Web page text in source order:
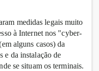
medidas legais muito
à Internet nos "cyber-
alguns casos) da
e da instalação de
se situam os terminais.